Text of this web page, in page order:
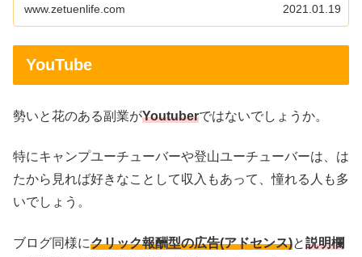
のある周りに埋もれないキャンプブログにしようぜ！その
www.zetuenlife.com 2021.01.19
YouTube
勢いと花のある副業がYoutuberではないでしょうか。
特にキャンプユーチューバーや登山ユーチューバーは、は
たから見れば好きなことして収入もあって、憧れる人も多
いでしょう。
ブログ同様にクリック報酬型の広告(アドセンス)と説明欄